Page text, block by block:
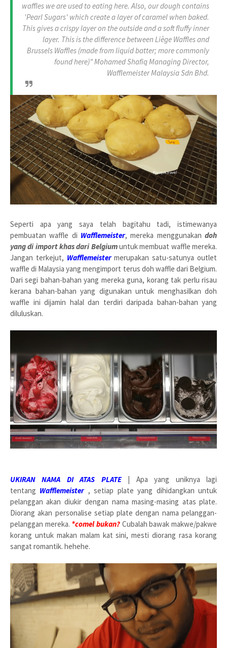
waffles we are used to eating here. Also, our dough contains
'Pearl Sugars' which create a layer of caramel when baked.
This gives a crispy layer on the outside and a soft fluffy inner
layer. This is the difference between Liège Waffles and
Brussels Waffles (made from liquid batter; more commonly
found here)" Mohamed Shafiq Managing Director,
Wafflemeister Malaysia Sdn Bhd.
Seperti apa yang saya telah bagitahu tadi, istimewanya
pembuatan waffle di Wafflemeister, mereka menggunakan doh
yang di import khas dari Belgiumuntuk membuat waffle mereka.
Jangan terkejut, Wafflemeistermerupakan satu-satunya outlet
waffle di Malaysia yang mengimport terus doh waffle dari Belgium.
Dari segi bahan-bahan yang mereka guna, korang tak perlu risau
kerana bahan-bahan yang digunakan untuk menghasilkan doh
waffle ini dijamin halal dan terdiri daripada bahan-bahan yang
diluluskan.
UKIRAN NAMA DI ATAS PLATE | Apa yang uniknya lagi
tentang Wafflemeister, setiap plate yang dihidangkan untuk
pelanggan akan diukir dengan nama masing-masing atas plate.
Diorang akan personalise setiap plate dengan nama pelanggan-
pelanggan mereka. *comel bukan? Cubalah bawak makwe/pakwe
korang untuk makan malam kat sini, mesti diorang rasa korang
sangat romantik. hehehe.